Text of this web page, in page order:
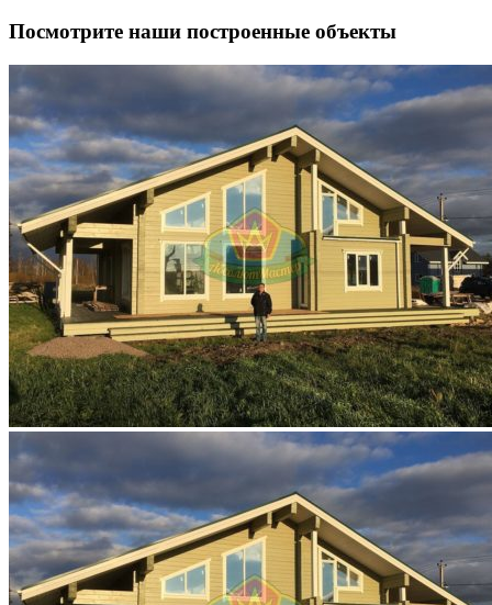
Посмотрите наши построенные объекты